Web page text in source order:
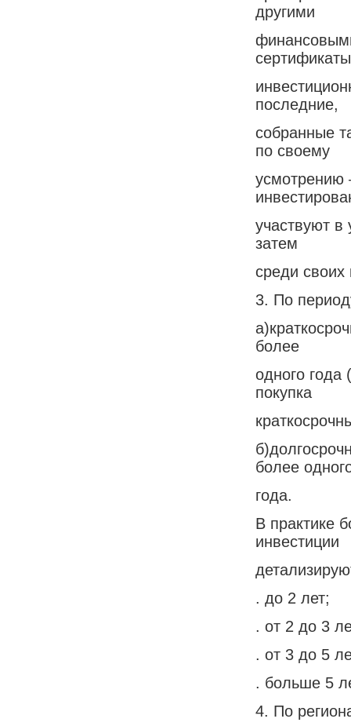
другими
сертификаты
последние,
собранные
по своему
участвуют
затем
среди своих
3. По
более
одного года
покупка
более
года.
В практике
инвестиции
. до 2 лет;
. от 2 до 3
. от 3 до 5
. больше 5
4. По